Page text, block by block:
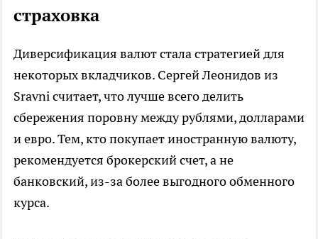
страховка
Диверсификация валют стала стратегией для
некоторых вкладчиков. Сергей Леонидов из
Sravni считает, что лучше всего делить
сбережения поровну между рублями, долларами
и евро. Тем, кто покупает иностранную валюту,
рекомендуется брокерский счет, а не
банковский, из-за более выгодного обменного
курса.